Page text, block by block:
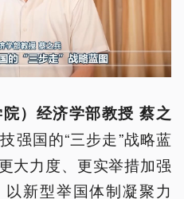
）经济学部教授 蔡之
强国的“三步走”战略蓝
大力度、更实举措加强
新型举国体制凝聚力